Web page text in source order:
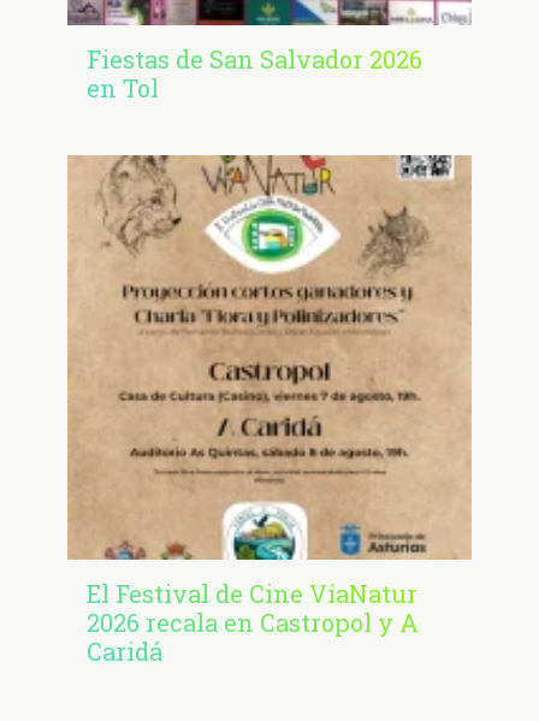
Fiestas de San Salvador 2026
en Tol
El Festival de Cine VíaNatur
2026 recala en Castropol y A
Caridá